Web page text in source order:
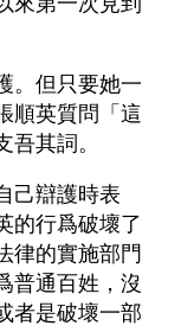
。但只要她一
順英質問「這
其詞。
己辯護時表
的行爲破壞了
律的實施部門
普通百姓，沒
者是破壞一部